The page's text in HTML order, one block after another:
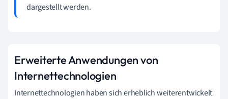
dargestellt werden.
Erweiterte Anwendungen von
Internettechnologien
Internettechnologien haben sich erheblich weiterentwickelt